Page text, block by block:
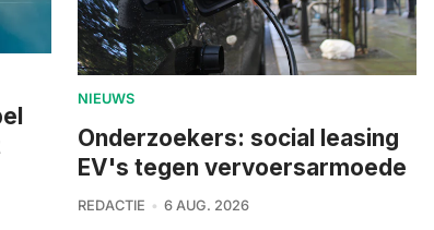
NIEUWS
Onderzoekers: social leasing
EV's tegen vervoersarmoede
REDACTIE 6 AUG. 2026